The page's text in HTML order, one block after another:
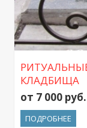
КЛАДБИЩА
от 7 000 руб.
ПОДРОБНЕЕ